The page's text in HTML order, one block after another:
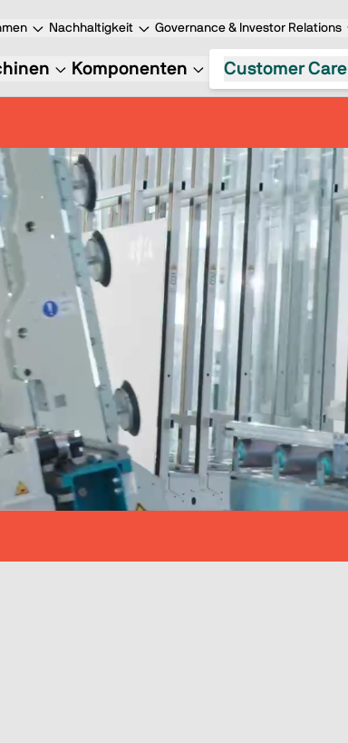
Nachhaltigkeit Governance & Investor Relations
Komponenten Customer Care